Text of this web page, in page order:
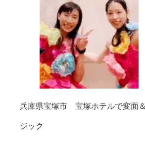
兵庫県宝塚市 宝塚ホテルで変面
ジック